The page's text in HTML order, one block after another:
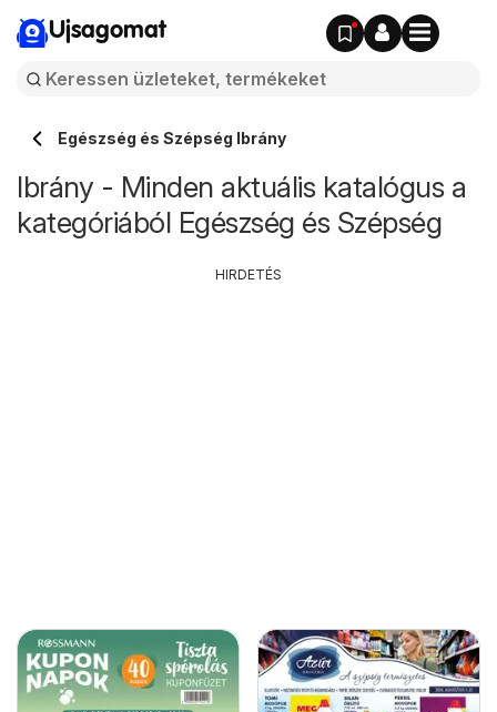
Ujsagomat
Egészség és Szépség Ibrány
Ibrány - Minden aktuális katalógus a
kategóriából Egészség és Szépség
HIRDETÉS